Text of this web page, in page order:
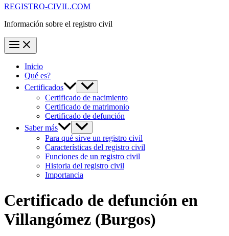
REGISTRO-CIVIL.COM
Información sobre el registro civil
Inicio
Qué es?
Certificados
Certificado de nacimiento
Certificado de matrimonio
Certificado de defunción
Saber más
Para qué sirve un registro civil
Características del registro civil
Funciones de un registro civil
Historia del registro civil
Importancia
Certificado de defunción en
Villangómez (Burgos)